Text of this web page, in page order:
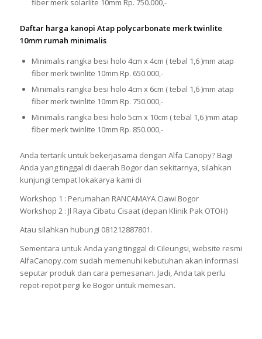
fiber merk solarlite 10mm Rp. 750.000,-
Daftar harga kanopi Atap polycarbonate merk twinlite
10mm rumah minimalis
Minimalis rangka besi holo 4cm x 4cm ( tebal 1,6 )mm atap
fiber merk twinlite 10mm Rp. 650.000,-
Minimalis rangka besi holo 4cm x 6cm ( tebal 1,6 )mm atap
fiber merk twinlite 10mm Rp. 750.000,-
Minimalis rangka besi holo 5cm x 10cm ( tebal 1,6 )mm atap
fiber merk twinlite 10mm Rp. 850.000,-
Anda tertarik untuk bekerjasama dengan Alfa Canopy? Bagi
Anda yang tinggal di daerah Bogor dan sekitarnya, silahkan
kunjungi tempat lokakarya kami di
Workshop 1 : Perumahan RANCAMAYA Ciawi Bogor
Workshop 2 : Jl Raya Cibatu Cisaat (depan Klinik Pak OTOH)
Atau silahkan hubungi 081212887801.
Sementara untuk Anda yang tinggal di Cileungsi, website resmi
AlfaCanopy.com sudah memenuhi kebutuhan akan informasi
seputar produk dan cara pemesanan. Jadi, Anda tak perlu
repot-repot pergi ke Bogor untuk memesan.